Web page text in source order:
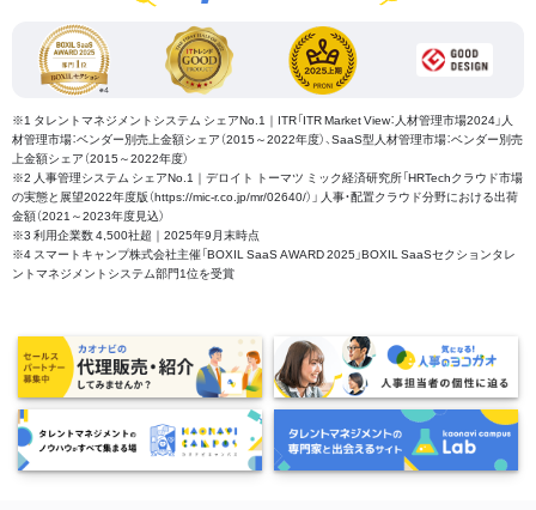
※1 タレントマネジメントシステム シェアNo.1｜ITR「ITR Market View：人材管理市場2024」人
材管理市場：ベンダー別売上金額シェア（2015～2022年度）、SaaS型人材管理市場：ベンダー別売
上金額シェア（2015～2022年度）
※2 人事管理システム シェアNo.1｜デロイト トーマツ ミック経済研究所「HRTechクラウド市場
の実態と展望2022年度版（https://mic-r.co.jp/mr/02640/）」 人事・配置クラウド分野における出荷
金額（2021～2023年度見込）
※3 利用企業数 4,500社超｜2025年9月末時点
※4 スマートキャンプ株式会社主催「BOXIL SaaS AWARD 2025」BOXIL SaaSセクションタレ
ントマネジメントシステム部門1位を受賞